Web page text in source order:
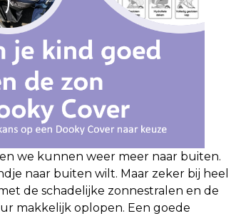
we kunnen weer meer naar buiten.
naar buiten wilt. Maar zeker bij heel
de schadelijke zonnestralen en de
makkelijk oplopen. Een goede